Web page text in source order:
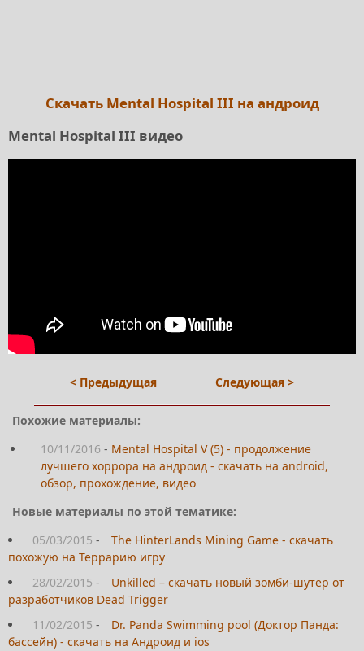
Скачать Mental Hospital III на андроид
Mental Hospital III видео
< Предыдущая Следующая >
Похожие материалы:
10/11/2016 - Mental Hospital V (5) - продолжение
лучшего хоррора на андроид - скачать на android,
обзор, прохождение, видео
Новые материалы по этой тематике:
05/03/2015 -
The HinterLands Mining Game - скачать
похожую на Террарию игру
28/02/2015 -
Unkilled – скачать новый зомби-шутер от
разработчиков Dead Trigger
11/02/2015 -
Dr. Panda Swimming pool (Доктор Панда:
бассейн) - скачать на Андроид и ios